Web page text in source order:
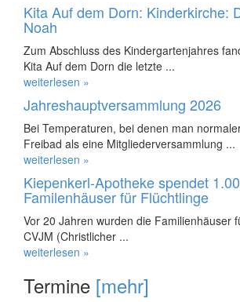
Kita Auf dem Dorn: Kinderkirche:
Noah
Zum Abschluss des Kindergartenjahres
Kita Auf dem Dorn die letzte ...
weiterlesen »
Jahreshauptversammlung 2026
Bei Temperaturen, bei denen man
Freibad als eine Mitgliederversammlung ...
weiterlesen »
Kiepenkerl-Apotheke spendet
Familenhäuser für Flüchtlinge
Vor 20 Jahren wurden die Familienhäuser
CVJM (Christlicher ...
weiterlesen »
Termine [mehr]